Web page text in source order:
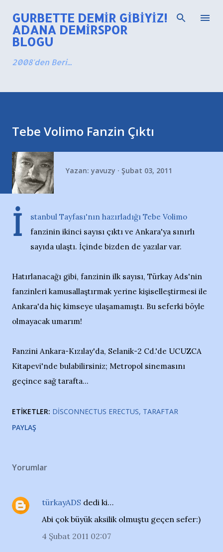
Ana içeriğe atla
GURBETTE DEMIR GIBIYIZ!
ADANA DEMIRSPOR
BLOGU
2008'den Beri...
Tebe Volimo Fanzin Çıktı
Yazan: yavuzy Şubat 03, 2011
İ
stanbul Tayfası'nın hazırladığı Tebe Volimo
fanzinin ikinci sayısı çıktı ve Ankara'ya sınırlı
sayıda ulaştı. İçinde bizden de yazılar var.
Hatırlanacağı gibi, fanzinin ilk sayısı, Türkay Ads'nin
fanzinleri kamusallaştırmak yerine kişiselleştirmesi ile
Ankara'da hiç kimseye ulaşamamıştı. Bu seferki böyle
olmayacak umarım!
Fanzini Ankara-Kızılay'da, Selanik-2 Cd.'de UCUZCA
Kitapevi'nde bulabilirsiniz; Metropol sinemasını
geçince sağ tarafta...
ETIKETLER: DISCONNECTUS ERECTUS TARAFTAR
PAYLAŞ
Yorumlar
türkayADS dedi ki…
Abi çok büyük aksilik olmuştu geçen sefer:)
4 Şubat 2011 02:07